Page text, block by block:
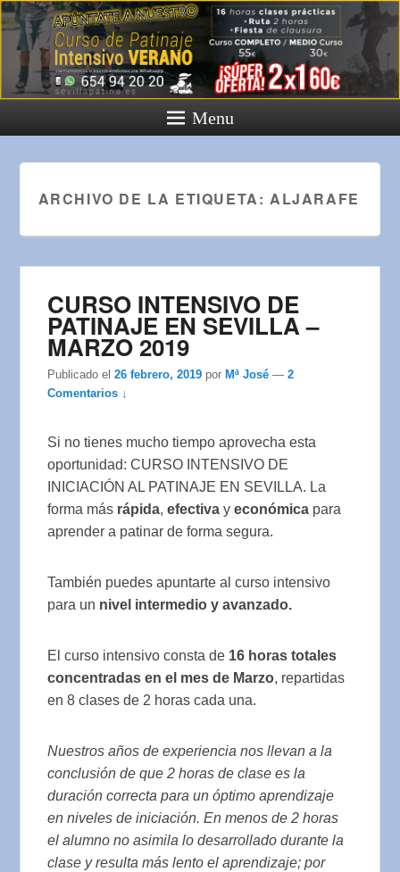
Menu
ARCHIVO DE LA ETIQUETA: ALJARAFE
CURSO INTENSIVO DE
PATINAJE EN SEVILLA –
MARZO 2019
Publicado el26 febrero, 2019 por Mª José —2
Comentarios ↓
Si no tienes mucho tiempo aprovecha esta
oportunidad: CURSO INTENSIVO DE
INICIACIÓN AL PATINAJE EN SEVILLA. La
forma más rápida,efectiva yeconómica para
aprender a patinar de forma segura.
También puedes apuntarte al curso intensivo
para un nivel intermedio y avanzado.
El curso intensivo consta de 16 horas totales
concentradas en el mes de Marzo, repartidas
en 8 clases de 2 horas cada una.
Nuestros años de experiencia nos llevan a la
conclusión de que 2 horas de clase es la
duración correcta para un óptimo aprendizaje
en niveles de iniciación. En menos de 2 horas
el alumno no asimila lo desarrollado durante la
clase y resulta más lento el aprendizaje; por